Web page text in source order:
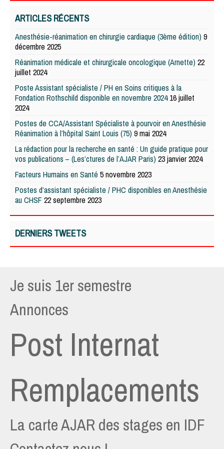
ARTICLES RÉCENTS
Anesthésie-réanimation en chirurgie cardiaque (3ème édition) 9
décembre 2025
Réanimation médicale et chirurgicale oncologique (Arnette) 22
juillet 2024
Poste Assistant spécialiste / PH en Soins critiques à la
Fondation Rothschild disponible en novembre 2024 16 juillet
2024
Postes de CCA/Assistant Spécialiste à pourvoir en Anesthésie
Réanimation à l’hôpital Saint Louis (75) 9 mai 2024
La rédaction pour la recherche en santé : Un guide pratique pour
vos publications – (Les’ctures de l’AJAR Paris) 23 janvier 2024
Facteurs Humains en Santé 5 novembre 2023
Postes d’assistant spécialiste / PHC disponibles en Anesthésie
au CHSF 22 septembre 2023
DERNIERS TWEETS
Je suis 1er semestre
Annonces
Post Internat
Remplacements
La carte AJAR des stages en IDF